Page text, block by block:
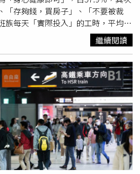
天才足夠紓壓；其中18.2%更希望
至於曾經因婚育離職的比率也達
有四成自評薪資低於婚育前，平均的
不僅如此，94.7%的受訪者曾因家
其中有三分之一已經實際行動。更有
如果人生能重來，可能選擇不生孩
境感到不友善，有71.3%指出曾遭遇
「存夠錢，買房子」、「不要被裁
族每天「實際投入」的工時，平均為
」有12小時以上的佔16.5%，有6成
中又有超過6成的人考慮離職。而勞
時，等於要再少2小時以上。57.7%
求「先打下班卡，再繼續加班」的經
「熬夜通宵加班」的經驗。57.2%勞
況並「不健康」，因為忙工作，和和
也都變少。至於「財富狀況」，
是「負債大於資產」，等於舉債度
查表示，「職場與生活幸福指數」平
58分高，也創下3年新高。
繼續閱讀